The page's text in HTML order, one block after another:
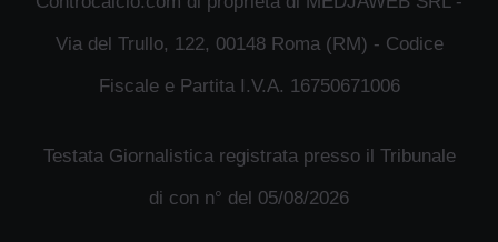
Via del Trullo, 122, 00148 Roma (RM) - Codice
Fiscale e Partita I.V.A. 16750671006
Testata Giornalistica registrata presso il Tribunale
di con n° del 05/08/2026